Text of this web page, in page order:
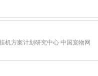
机方案计划研究中心 中国宠物网